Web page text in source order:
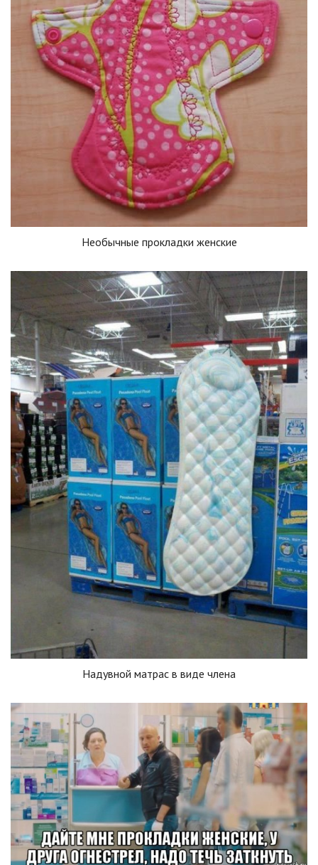
Необычные прокладки женские
Надувной матрас в виде члена